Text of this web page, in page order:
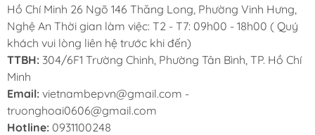
Hồ Chí Minh 26 Ngõ 146 Thăng Long, Phường Vinh Hưng,
Nghệ An Thời gian làm việc: T2 - T7: 09h00 - 18h00 ( Quý
khách vui lòng liên hệ trước khi đến)
TTBH: 304/6F1 Trường Chinh, Phường Tân Bình, TP. Hồ Chí
Minh
Email: vietnambepvn@gmail.com -
truonghoai0606@gmail.com
Hotline: 0931100248